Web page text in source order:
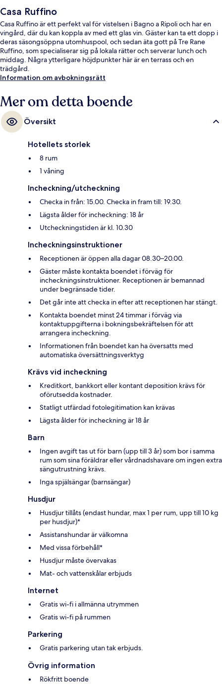
Casa Ruffino
Casa Ruffino är ett perfekt val för vistelsen i Bagno a Ripoli och har en
vingård, där du kan koppla av med ett glas vin. Gäster kan ta ett dopp i
deras säsongsöppna utomhuspool, och sedan äta gott på Tre Rane
Ruffino, som specialiserar sig på lokala rätter och serverar lunch och
middag. Några ytterligare höjdpunkter här är en terrass och en
trädgård.
Information om avbokningsrätt
Mer om detta boende
Översikt
Hotellets storlek
8 rum
1 våning
Incheckning/utcheckning
Checka in från: 15.00. Checka in fram till: 19.30.
Lägsta ålder för incheckning: 18 år
Utcheckningstiden är kl. 10.30
Incheckningsinstruktioner
Receptionen är öppen alla dagar 08.30–20.00.
Gäster måste kontakta boendet i förväg för
incheckningsinstruktioner. Receptionen är bemannad
under begränsade tider.
Det går inte att checka in efter att receptionen har stängt.
Kontakta boendet minst 24 timmar i förväg via
kontaktuppgifterna i bokningsbekräftelsen för att
arrangera incheckning.
Informationen från boendet kan ha översatts med
automatiska översättningsverktyg
Krävs vid incheckning
Kreditkort, bankkort eller kontant deposition krävs för
oförutsedda kostnader.
Statligt utfärdad fotolegitimation kan krävas
Lägsta ålder för incheckning är 18 år
Barn
Ingen avgift tas ut för barn (upp till 3 år) som bor i samma
rum som sina föräldrar eller vårdnadshavare om ingen extra
sängutrustning krävs.
Inga spjälsängar (barnsängar)
Husdjur
Husdjur tillåts (endast hundar, max 1 per rum, upp till 10 kg
per husdjur)*
Assistanshundar är välkomna
Med vissa förbehåll*
Husdjur måste övervakas
Mat- och vattenskålar erbjuds
Internet
Gratis wi-fi i allmänna utrymmen
Gratis wi-fi på rummen
Parkering
Gratis parkering utan tak erbjuds.
Övrig information
Rökfritt boende